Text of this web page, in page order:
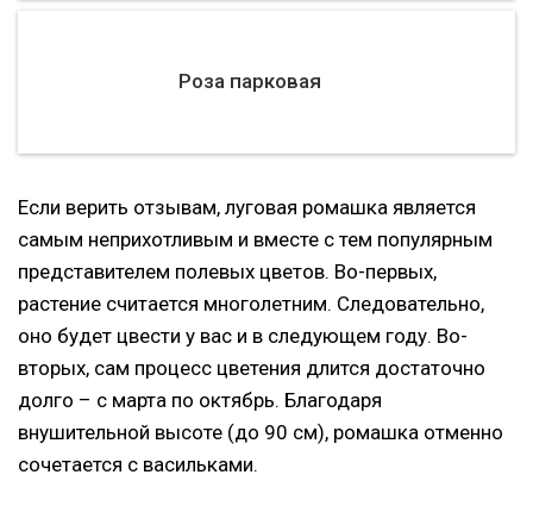
Роза парковая
Если верить отзывам, луговая ромашка является
самым неприхотливым и вместе с тем популярным
представителем полевых цветов. Во-первых,
растение считается многолетним. Следовательно,
оно будет цвести у вас и в следующем году. Во-
вторых, сам процесс цветения длится достаточно
долго – с марта по октябрь. Благодаря
внушительной высоте (до 90 см), ромашка отменно
сочетается с васильками.